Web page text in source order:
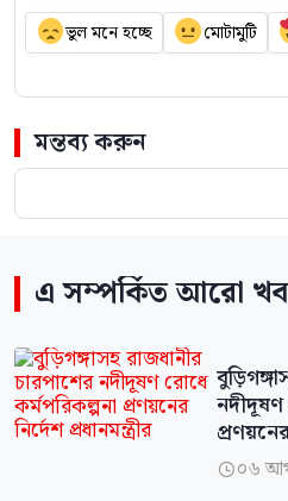
ভুল মনে হচ্ছে মোটামুটি
মন্তব্য করুন
এ সম্পর্কিত আরো
নদীদূষণ
প্রণয়নের
০৬